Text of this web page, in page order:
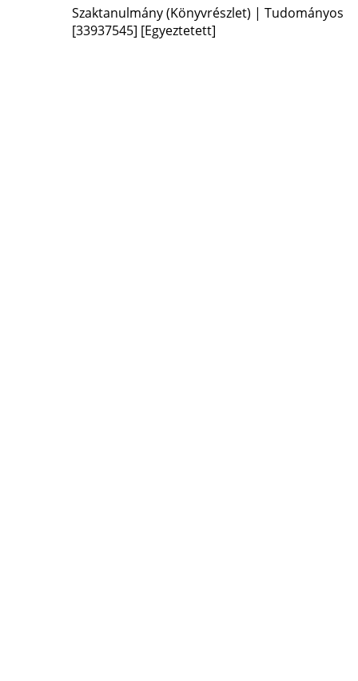
Szaktanulmány (Könyvrészlet) | Tudományos
[33937545] [Egyeztetett]